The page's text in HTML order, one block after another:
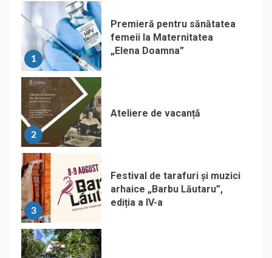
1
Premieră pentru sănătatea
femeii la Maternitatea
„Elena Doamna”
2
Ateliere de vacanță
3
Festival de tarafuri și muzici
arhaice „Barbu Lăutaru”,
ediția a IV-a